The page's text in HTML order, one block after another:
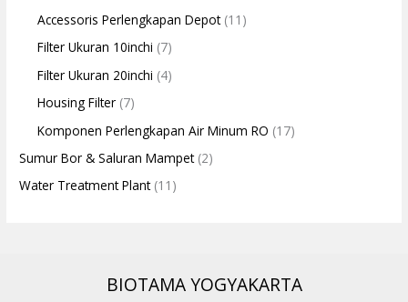
Accessoris Perlengkapan Depot(11)
Filter Ukuran 10inchi (7)
Filter Ukuran 20inchi (4)
Housing Filter (7)
Komponen Perlengkapan Air Minum RO (17)
Sumur Bor & Saluran Mampet(2)
Water Treatment Plant(11)
BIOTAMA YOGYAKARTA